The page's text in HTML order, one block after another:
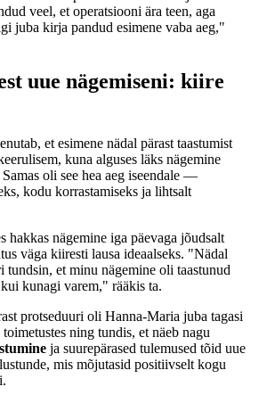
veel, et operatsiooni ära teen, aga
juba kirja pandud esimene vaba aeg,"
uue nägemiseni: kiire
et esimene nädal pärast taastumist
kuna alguses läks nägemine
oli see hea aeg iseendale —
kodu korrastamiseks ja lihtsalt
hakkas nägemine iga päevaga jõudsalt
väga kiiresti lausa ideaalseks. "Nädal
tundsin, et minu nägemine oli taastunud
kunagi varem," rääkis ta.
protseduuri oli Hanna-Maria juba tagasi
toimetustes ning tundis, et näeb nagu
ja suurepärased tulemused tõid uue
mis mõjutasid positiivselt kogu